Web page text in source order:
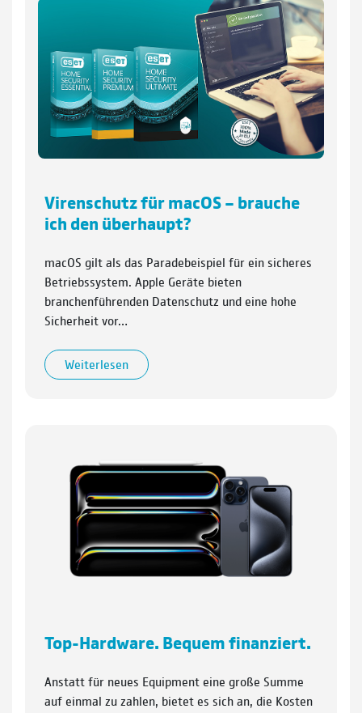
Virenschutz für macOS – brauche
ich den überhaupt?
macOS gilt als das Paradebeispiel für ein sicheres
Betriebssystem. Apple Geräte bieten
branchenführenden Datenschutz und eine hohe
Sicherheit vor…
Weiterlesen
Top-Hardware. Bequem finanziert.
Anstatt für neues Equipment eine große Summe
auf einmal zu zahlen, bietet es sich an, die Kosten